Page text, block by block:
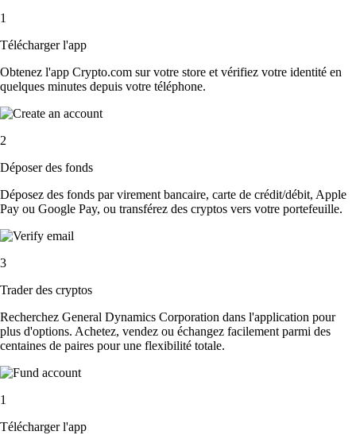
1
Télécharger l'app
Obtenez l'app Crypto.com sur votre store et vérifiez votre identité en
quelques minutes depuis votre téléphone.
2
Déposer des fonds
Déposez des fonds par virement bancaire, carte de crédit/débit, Apple
Pay ou Google Pay, ou transférez des cryptos vers votre portefeuille.
3
Trader des cryptos
Recherchez General Dynamics Corporation dans l'application pour
plus d'options. Achetez, vendez ou échangez facilement parmi des
centaines de paires pour une flexibilité totale.
1
Télécharger l'app